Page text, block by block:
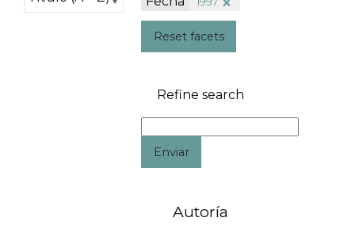
Reset facets
Refine search
Enviar
Autoría